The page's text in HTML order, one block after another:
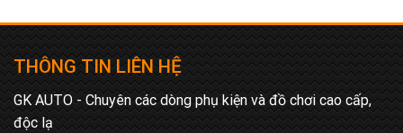
THÔNG TIN LIÊN HỆ
GK AUTO - Chuyên các dòng phụ kiện và đồ chơi cao cấp,
độc lạ